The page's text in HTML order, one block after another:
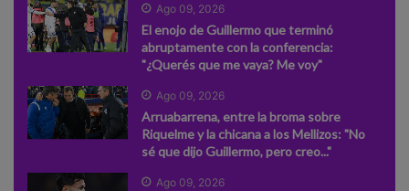
Ago 09, 2026
El enojo de Guillermo que terminó
abruptamente con la conferencia:
"¿Querés que me vaya? Me voy"
Ago 09, 2026
Arruabarrena, entre la broma sobre
Riquelme y la chicana a los Mellizos: "No
sé que dijo Guillermo, pero creo..."
Ago 09, 2026